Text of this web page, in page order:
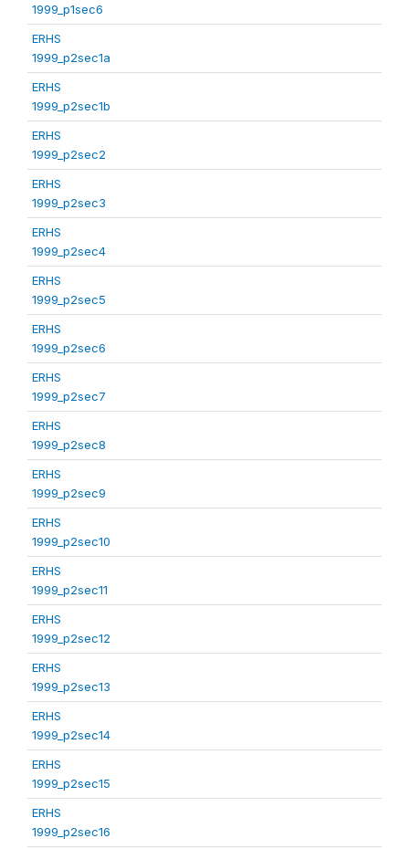
1999_p1sec6
ERHS
1999_p2sec1a
ERHS
1999_p2sec1b
ERHS
1999_p2sec2
ERHS
1999_p2sec3
ERHS
1999_p2sec4
ERHS
1999_p2sec5
ERHS
1999_p2sec6
ERHS
1999_p2sec7
ERHS
1999_p2sec8
ERHS
1999_p2sec9
ERHS
1999_p2sec10
ERHS
1999_p2sec11
ERHS
1999_p2sec12
ERHS
1999_p2sec13
ERHS
1999_p2sec14
ERHS
1999_p2sec15
ERHS
1999_p2sec16